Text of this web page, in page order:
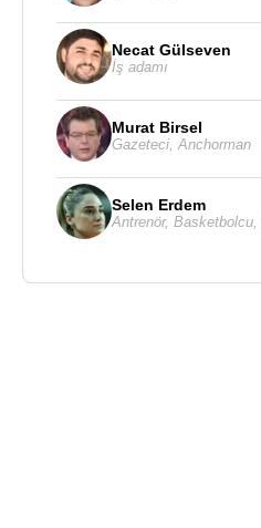
Necat Gülseven
İş adamı
Murat Birsel
Gazeteci,Anchorman
Selen Erdem
Antrenör, Basketbolcu,